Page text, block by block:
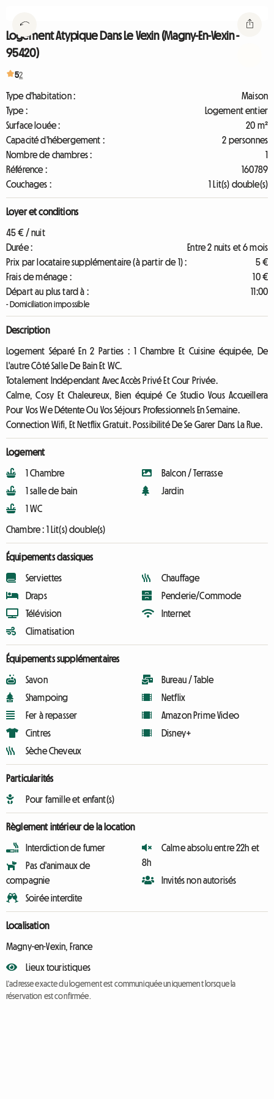
Logement Atypique Dans Le Vexin (Magny-En-Vexin -
95420)
52
Type d'habitation :
Maison
Type :
Logement entier
Surface louée :
20 m²
Capacité d'hébergement :
2 personnes
Nombre de chambres :
1
Référence :
160789
Couchages :
1 Lit(s) double(s)
Loyer et conditions
45 € / nuit
Durée :
Entre 2 nuits et 6 mois
Prix par locataire supplémentaire (à partir de 1) :
5 €
Frais de ménage :
10 €
Départ au plus tard à :
11:00
- Domiciliation impossible
Description
Logement Séparé En 2 Parties : 1 Chambre Et Cuisine équipée, De
L'autre Côté Salle De Bain Et WC.
Totalement Indépendant Avec Accès Privé Et Cour Privée.
Calme, Cosy Et Chaleureux, Bien équipé Ce Studio Vous Accueillera
Pour Vos We Détente Ou Vos Séjours Professionnels En Semaine.
Connection Wifi, Et Netflix Gratuit. Possibilité De Se Garer Dans La Rue.
Logement
1 Chambre
1 salle de bain
1 WC
Balcon / Terrasse
Jardin
Chambre : 1 Lit(s) double(s)
Équipements classiques
Serviettes
Draps
Télévision
Climatisation
Chauffage
Penderie/Commode
Internet
Équipements supplémentaires
Savon
Shampoing
Fer à repasser
Cintres
Sèche Cheveux
Bureau / Table
Netflix
Amazon Prime Video
Disney+
Particularités
Pour famille et enfant(s)
Règlement intérieur de la location
Interdiction de fumer
Pas d'animaux de
compagnie
Soirée interdite
Calme absolu entre 22h et
8h
Invités non autorisés
Localisation
Magny-en-Vexin, France
Lieux touristiques
L'adresse exacte du logement est communiquée uniquement lorsque la
réservation est confirmée.